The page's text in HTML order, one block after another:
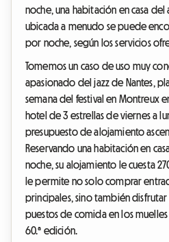
noche, una habitación en casa
ubicada a menudo se puede
por noche, según los servicios
Tomemos un caso de uso muy
apasionado del jazz de Nantes,
semana del festival en Montreux
hotel de 3 estrellas de viernes a
presupuesto de alojamiento
Reservando una habitación en
noche, su alojamiento le cuesta
le permite no solo comprar
principales, sino también
puestos de comida en los
60.ª edición.